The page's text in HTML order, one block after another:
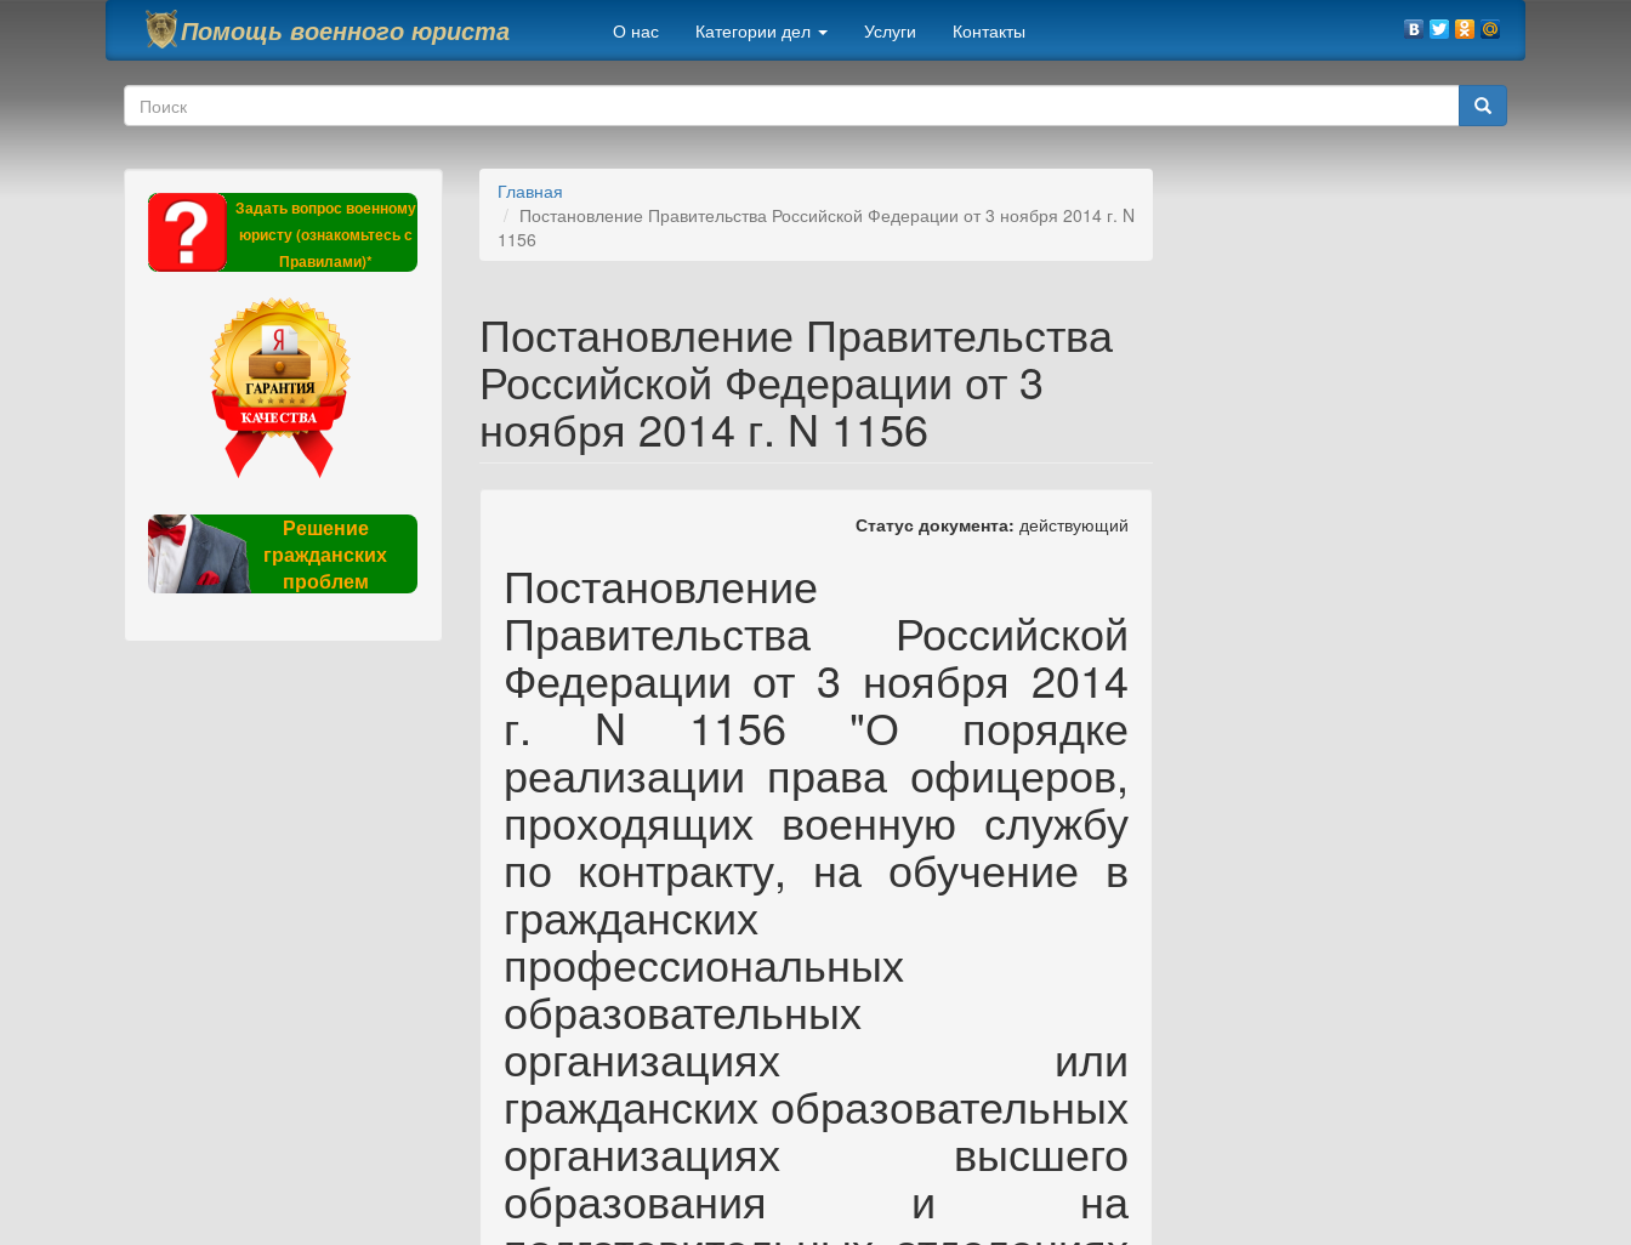
Перейти к основному содержанию
Помощь военного юриста О нас Категории дел Услуги Контакты
Форма поиска
Поиск
Задать вопрос военному
юристу (ознакомьтесь с
Правилами)*
Решение
гражданских
проблем
Главная
Постановление Правительства Российской Федерации от 3 ноября 2014 г. N
1156
Постановление Правительства
Российской Федерации от 3
ноября 2014 г. N 1156
Статус документа: действующий
Постановление
Правительства Российской
Федерации от 3 ноября 2014
г. N 1156 "О порядке
реализации права офицеров,
проходящих военную службу
по контракту, на обучение в
гражданских
профессиональных
образовательных
организациях или
гражданских образовательных
организациях высшего
образования и на